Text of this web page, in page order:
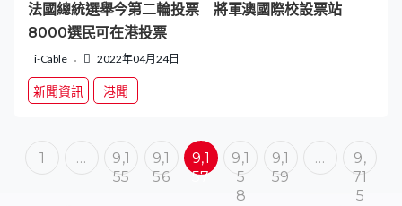
法國總統選舉今第二輪投票 將軍澳國際校設票站
8000選民可在港投票
i-Cable 2022年04月24日
新聞資訊 港聞
1 …
9,1
55
9,1
56
9,1
57
9,1
5
8
9,1
59
…
9,
71
5